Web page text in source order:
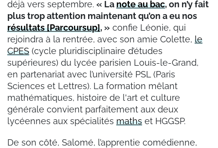
déjà vers septembre. « Lanote au bac, on n’y fait
plus trop attention maintenant qu’on a eu nos
résultats [Parcoursup], » confie Léonie, qui
rejoindra à la rentrée, avec son amie Colette, le
CPES (cycle pluridisciplinaire d’études
supérieures) du lycée parisien Louis-le-Grand,
en partenariat avec l’université PSL (Paris
Sciences et Lettres). La formation mêlant
mathématiques, histoire de l'art et culture
générale convient parfaitement aux deux
lycéennes aux spécialités maths et HGGSP.
De son côté, Salomé, l’apprentie comédienne,